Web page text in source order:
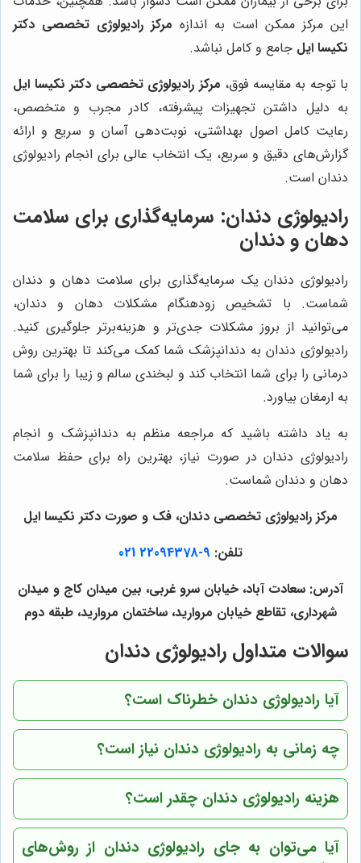
این مرکز ممکن است به اندازه مرکز رادیولوژی تخصصی دکتر
نکیسا ایل جامع و کامل نباشد.
با توجه به مقایسه فوق، مرکز رادیولوژی تخصصی دکتر نکیسا ایل
به دلیل داشتن تجهیزات پیشرفته، کادر مجرب و متخصص،
رعایت کامل اصول بهداشتی، نوبت‌دهی آسان و سریع و ارائه
گزارش‌های دقیق و سریع، یک انتخاب عالی برای انجام رادیولوژی
دندان است.
رادیولوژی دندان: سرمایه‌گذاری برای سلامت
دهان و دندان
رادیولوژی دندان یک سرمایه‌گذاری برای سلامت دهان و دندان
شماست. با تشخیص زودهنگام مشکلات دهان و دندان،
می‌توانید از بروز مشکلات جدی‌تر و هزینه‌برتر جلوگیری کنید.
رادیولوژی دندان به دندانپزشک شما کمک می‌کند تا بهترین روش
درمانی را برای شما انتخاب کند و لبخندی سالم و زیبا را برای شما
به ارمغان بیاورد.
به یاد داشته باشید که مراجعه منظم به دندانپزشک و انجام
رادیولوژی دندان در صورت نیاز، بهترین راه برای حفظ سلامت
دهان و دندان شماست.
مرکز رادیولوژی تخصصی دندان، فک و صورت دکتر نکیسا ایل
تلفن: 9-22094378 021
آدرس: سعادت آباد، خیابان سرو غربی، بین میدان کاج و میدان
شهرداری، تقاطع خیابان مروارید، ساختمان مروارید، طبقه دوم
سوالات متداول رادیولوژی دندان
آیا رادیولوژی دندان خطرناک است؟
چه زمانی به رادیولوژی دندان نیاز است؟
هزینه رادیولوژی دندان چقدر است؟
آیا می‌توان به جای رادیولوژی دندان از روش‌های